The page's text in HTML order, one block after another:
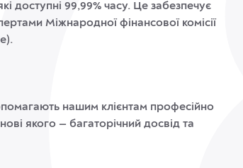
доступні 99,99% часу. Це забезпечує
Міжнародної фінансової комісії
нашим клієнтам професійно
якого — багаторічний досвід та